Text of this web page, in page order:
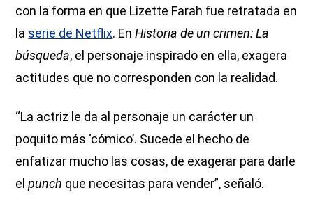
con la forma en que Lizette Farah fue retratada en
la serie de Netflix. EnHistoria de un crimen: La
búsqueda, el personaje inspirado en ella, exagera
actitudes que no corresponden con la realidad.
“La actriz le da al personaje un carácter un
poquito más ‘cómico’. Sucede el hecho de
enfatizar mucho las cosas, de exagerar para darle
elpunch que necesitas para vender”, señaló.